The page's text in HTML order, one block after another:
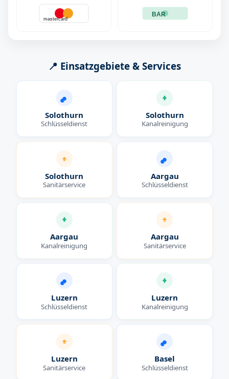
mastercard
BAR
📍 Einsatzgebiete & Services
Solothurn
Schlüsseldienst
Solothurn
Kanalreinigung
Solothurn
Sanitärservice
Aargau
Schlüsseldienst
Aargau
Kanalreinigung
Aargau
Sanitärservice
Luzern
Schlüsseldienst
Luzern
Kanalreinigung
Luzern
Sanitärservice
Basel
Schlüsseldienst